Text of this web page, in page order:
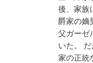
後、家族
爵家の嫡
父ガーゼ
いた。
家の正統